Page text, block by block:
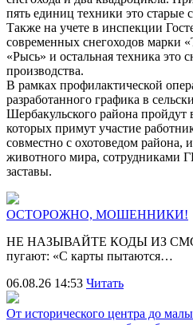
пять единиц техники это старые
Также на учете в инспекции
современных снегоходов марки
«Рысь» и остальная техника это
производства.
В рамках профилактической
разработанного графика в
Шербакульского района пройдут
которых примут участие
совместно с охотоведом района,
животного мира, сотрудниками
заставы.
ОСТОРОЖНО, МОШЕННИКИ!
НЕ НАЗЫВАЙТЕ КОДЫ ИЗ СМС!
пугают: «С карты пытаются…
06.08.26 14:53 Читать
От исторического центра до